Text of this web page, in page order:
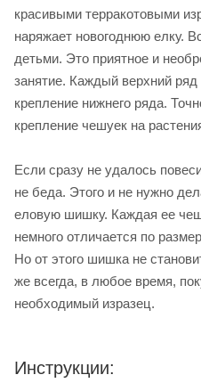
красивыми терракотовыми
наряжает новогоднюю елку.
детьми. Это приятное и
занятие. Каждый верхний ряд
крепление нижнего ряда.
крепление чешуек на
Если сразу не удалось
не беда. Этого и не нужно
еловую шишку. Каждая ее
немного отличается по
Но от этого шишка не
же всегда, в любое время,
необходимый изразец.
Инструкции: